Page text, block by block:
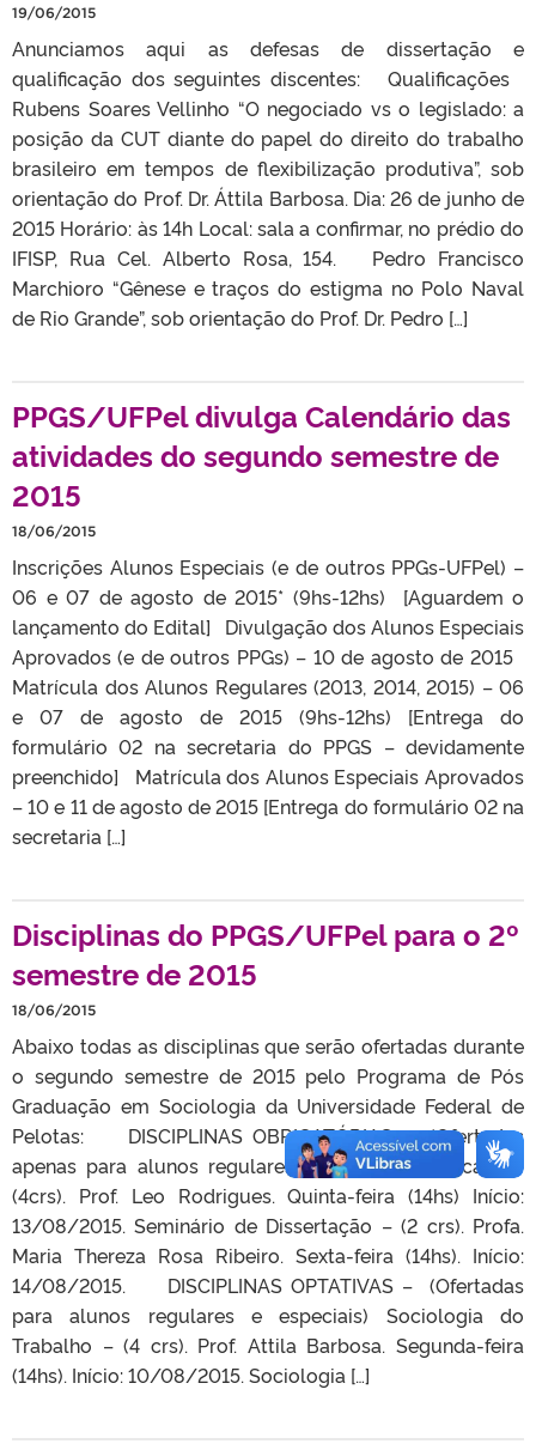
19/06/2015
Anunciamos aqui as defesas de dissertação e
qualificação dos seguintes discentes: Qualificações
Rubens Soares Vellinho “O negociado vs o legislado: a
posição da CUT diante do papel do direito do trabalho
brasileiro em tempos de flexibilização produtiva”, sob
orientação do Prof. Dr. Áttila Barbosa. Dia: 26 de junho de
2015 Horário: às 14h Local: sala a confirmar, no prédio do
IFISP, Rua Cel. Alberto Rosa, 154. Pedro Francisco
Marchioro “Gênese e traços do estigma no Polo Naval
de Rio Grande”, sob orientação do Prof. Dr. Pedro […]
PPGS/UFPel divulga Calendário das
atividades do segundo semestre de
2015
18/06/2015
Inscrições Alunos Especiais (e de outros PPGs-UFPel) –
06 e 07 de agosto de 2015* (9hs-12hs) [Aguardem o
lançamento do Edital] Divulgação dos Alunos Especiais
Aprovados (e de outros PPGs) – 10 de agosto de 2015
Matrícula dos Alunos Regulares (2013, 2014, 2015) – 06
e 07 de agosto de 2015 (9hs-12hs) [Entrega do
formulário 02 na secretaria do PPGS – devidamente
preenchido] Matrícula dos Alunos Especiais Aprovados
– 10 e 11 de agosto de 2015 [Entrega do formulário 02 na
secretaria […]
Disciplinas do PPGS/UFPel para o 2º
semestre de 2015
18/06/2015
Abaixo todas as disciplinas que serão ofertadas durante
o segundo semestre de 2015 pelo Programa de Pós
Graduação em Sociologia da Universidade Federal de
Pelotas: DISCIPLINAS OBRIGATÓRIAS – (Ofertadas
apenas para alunos regulares) Teoria Sociológica II –
(4crs). Prof. Leo Rodrigues. Quinta-feira (14hs) Início:
13/08/2015. Seminário de Dissertação – (2 crs). Profa.
Maria Thereza Rosa Ribeiro. Sexta-feira (14hs). Início:
14/08/2015. DISCIPLINAS OPTATIVAS – (Ofertadas
para alunos regulares e especiais) Sociologia do
Trabalho – (4 crs). Prof. Attila Barbosa. Segunda-feira
(14hs). Início: 10/08/2015. Sociologia […]